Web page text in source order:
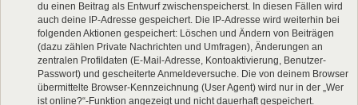
du einen Beitrag als Entwurf zwischenspeicherst. In diesen Fällen wird
auch deine IP-Adresse gespeichert. Die IP-Adresse wird weiterhin bei
folgenden Aktionen gespeichert: Löschen und Ändern von Beiträgen
(dazu zählen Private Nachrichten und Umfragen), Änderungen an
zentralen Profildaten (E-Mail-Adresse, Kontoaktivierung, Benutzer-
Passwort) und gescheiterte Anmeldeversuche. Die von deinem Browser
übermittelte Browser-Kennzeichnung (User Agent) wird nur in der „Wer
ist online?“-Funktion angezeigt und nicht dauerhaft gespeichert.